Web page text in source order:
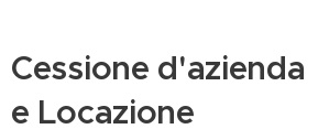
Cessione d'azienda
e Locazione